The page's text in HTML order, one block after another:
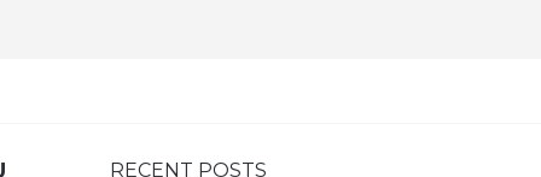
RECENT POSTS